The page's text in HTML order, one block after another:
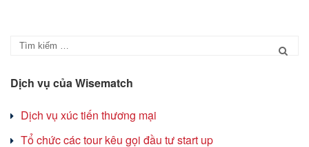
Dịch vụ của Wisematch
Dịch vụ xúc tiến thương mại
Tổ chức các tour kêu gọi đầu tư start up